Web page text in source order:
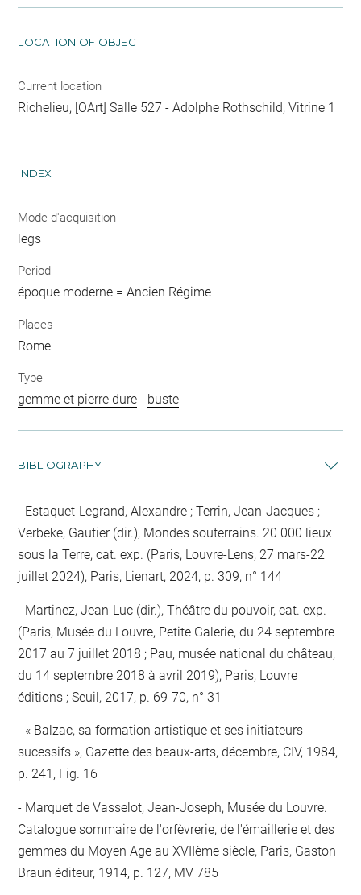
LOCATION OF OBJECT
Current location
Richelieu, [OArt] Salle 527 - Adolphe Rothschild, Vitrine 1
INDEX
Mode d'acquisition
legs
Period
époque moderne = Ancien Régime
Places
Rome
Type
gemme et pierre dure - buste
BIBLIOGRAPHY
Estaquet-Legrand, Alexandre ; Terrin, Jean-Jacques ;
Verbeke, Gautier (dir.), Mondes souterrains. 20 000 lieux
sous la Terre, cat. exp. (Paris, Louvre-Lens, 27 mars-22
juillet 2024), Paris, Lienart, 2024, p. 309, n° 144
Martinez, Jean-Luc (dir.), Théâtre du pouvoir, cat. exp.
(Paris, Musée du Louvre, Petite Galerie, du 24 septembre
2017 au 7 juillet 2018 ; Pau, musée national du château,
du 14 septembre 2018 à avril 2019), Paris, Louvre
éditions ; Seuil, 2017, p. 69-70, n° 31
« Balzac, sa formation artistique et ses initiateurs
sucessifs », Gazette des beaux-arts, décembre, CIV, 1984,
p. 241, Fig. 16
Marquet de Vasselot, Jean-Joseph, Musée du Louvre.
Catalogue sommaire de l'orfèvrerie, de l'émaillerie et des
gemmes du Moyen Age au XVIIème siècle, Paris, Gaston
Braun éditeur, 1914, p. 127, MV 785